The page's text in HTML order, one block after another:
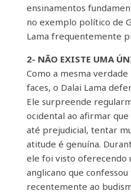
ensinamentos
no exemplo político de
Lama frequentemente
2- NÃO EXISTE UMA
Como a mesma
faces, o Dalai Lama
Ele surpreende
ocidental ao afirmar
até prejudicial, tentar
atitude é genuína.
ele foi visto oferecendo
anglicano que
recentemente ao